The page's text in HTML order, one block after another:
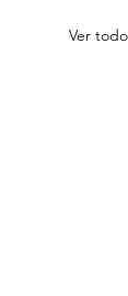
Ver todo